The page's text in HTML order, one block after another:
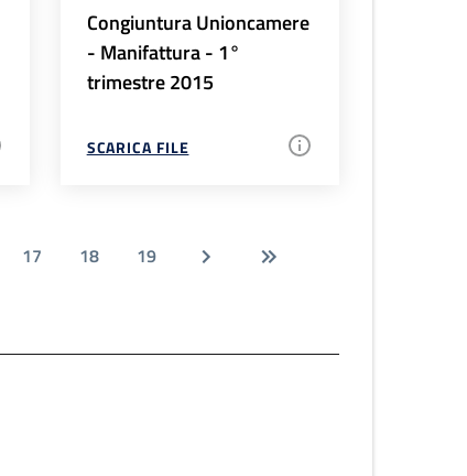
Congiuntura Unioncamere
- Manifattura - 1°
trimestre 2015
SCARICA FILE
17 18 19